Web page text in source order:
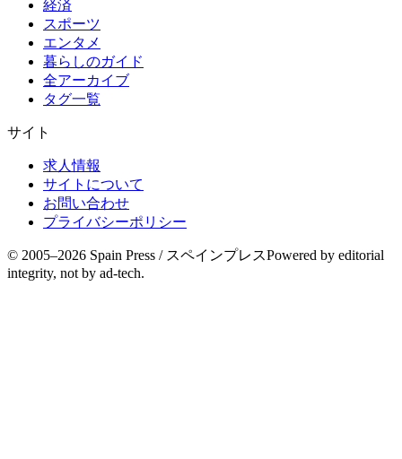
経済
スポーツ
エンタメ
暮らしのガイド
全アーカイブ
タグ一覧
サイト
求人情報
サイトについて
お問い合わせ
プライバシーポリシー
© 2005–2026 Spain Press / スペインプレスPowered by editorial
integrity, not by ad-tech.